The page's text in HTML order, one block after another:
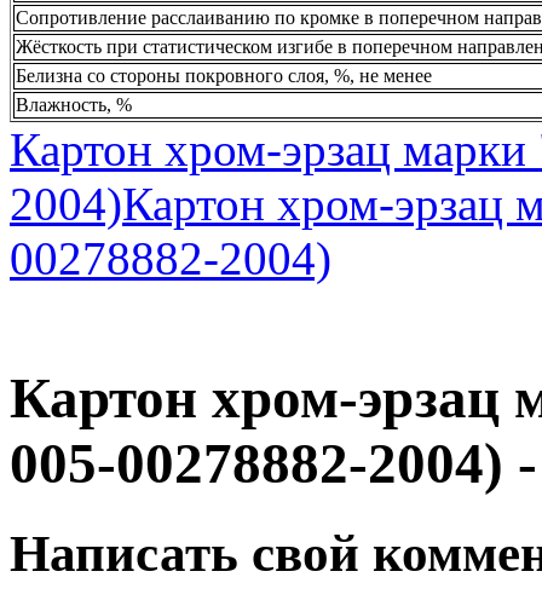
Сопротивление расслаиванию по кромке в поперечном
Жёсткость при статистическом изгибе в поперечном
Белизна со стороны покровного слоя, %, не менее
Влажность, %
Картон хром-эрзац
2004)Картон хром-
00278882-2004)
Картон хром-
005-00278882-
Написать свой